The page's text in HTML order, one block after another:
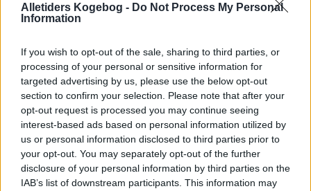
Alletiders Kogebog - Do Not Process My Personal
Information
If you wish to opt-out of the sale, sharing to third parties, or
processing of your personal or sensitive information for
targeted advertising by us, please use the below opt-out
section to confirm your selection. Please note that after your
opt-out request is processed you may continue seeing
interest-based ads based on personal information utilized by
us or personal information disclosed to third parties prior to
your opt-out. You may separately opt-out of the further
disclosure of your personal information by third parties on the
IAB’s list of downstream participants. This information may
færdig.